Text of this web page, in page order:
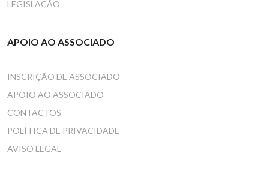
LEGISLAÇÃO
APOIO AO ASSOCIADO
INSCRIÇÃO DE ASSOCIADO
APOIO AO ASSOCIADO
CONTACTOS
POLÍTICA DE PRIVACIDADE
AVISO LEGAL